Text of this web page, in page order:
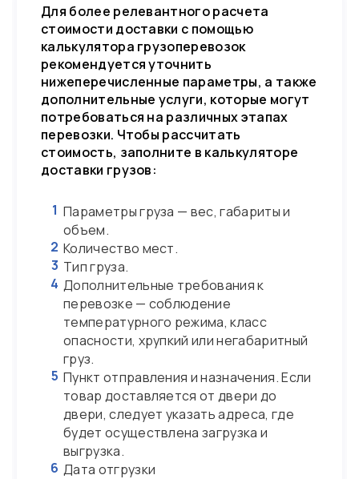
Для более релевантного расчета
стоимости доставки с помощью
калькулятора грузоперевозок
рекомендуется уточнить
нижеперечисленные параметры, а также
дополнительные услуги, которые могут
потребоваться на различных этапах
перевозки. Чтобы рассчитать
стоимость, заполните в калькуляторе
доставки грузов:
1 Параметры груза — вес, габариты и
объем.
2 Количество мест.
3 Тип груза.
4 Дополнительные требования к
перевозке — соблюдение
температурного режима, класс
опасности, хрупкий или негабаритный
груз.
5 Пункт отправления и назначения. Если
товар доставляется от двери до
двери, следует указать адреса, где
будет осуществлена загрузка и
выгрузка.
6 Дата отгрузки